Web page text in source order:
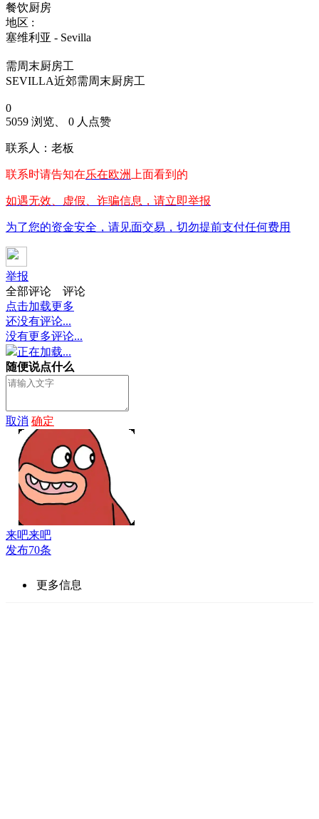
餐饮厨房
地区 :
塞维利亚 - Sevilla
需周末厨房工
SEVILLA近郊需周末厨房工
0
5059 浏览、 0 人点赞
联系人：老板
联系时请告知在乐在欧洲 上面看到的
如遇无效、虚假、诈骗信息，请立即举报
为了您的资金安全，请见面交易，切勿提前支付任何费用
举报
全部评论
评论
点击加载更多
还没有评论...
没有更多评论...
正在加载...
随便说点什么
取消 确定
来吧来吧
发布70条
更多信息